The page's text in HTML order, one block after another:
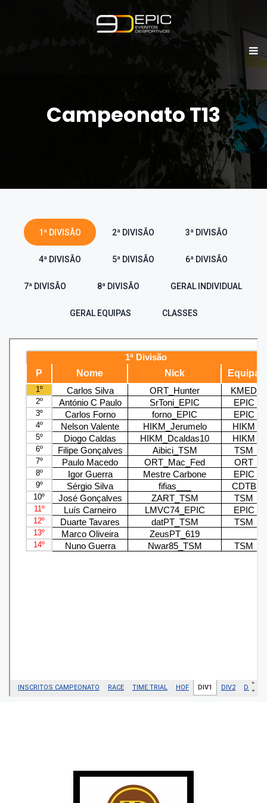
Campeonato T13
1ª DIVISÃO 2ª DIVISÃO 3ª DIVISÃO
4ª DIVISÃO 5ª DIVISÃO 6ª DIVISÃO
7ª DIVISÃO 8ª DIVISÃO GERAL INDIVIDUAL
GERAL EQUIPAS CLASSES